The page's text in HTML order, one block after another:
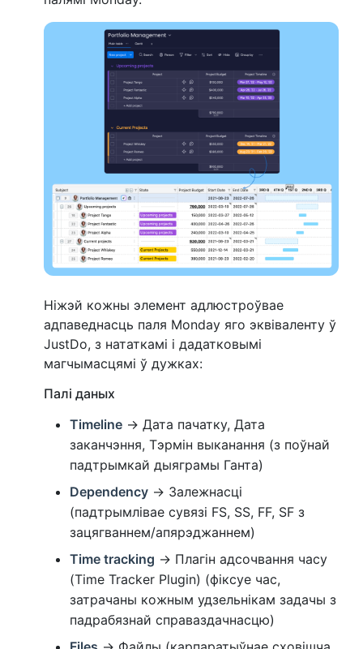
Ніжэй кожны элемент адлюстроўвае
адпаведнасць паля Monday яго эквіваленту ў
JustDo, з нататкамі і дадатковымі
магчымасцямі ў дужках:
Палі даных
Timeline → Дата пачатку, Дата
заканчэння, Тэрмін выканання (з поўнай
падтрымкай дыяграмы Ганта)
Dependency → Залежнасці
(падтрымлівае сувязі FS, SS, FF, SF з
зацягваннем/апярэджаннем)
Time tracking → Плагін адсочвання часу
(Time Tracker Plugin) (фіксуе час,
затрачаны кожным удзельнікам задачы з
падрабязнай справаздачнасцю)